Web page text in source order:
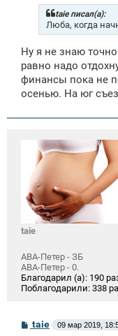
е
taie писал(а):
Люба, когда
Ну я не знаю
равно надо
финансы пока не
осенью. На юг
taie
АВА-Петер - ЗБ
АВА-Петер - 0.
Благодарил (а): 190
Поблагодарили: 338
Сtaie 09 мар 2019,